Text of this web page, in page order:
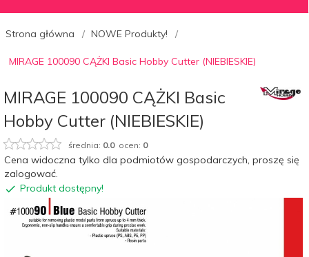
Strona główna NOWE Produkty!
MIRAGE 100090 CĄŻKI Basic Hobby Cutter (NIEBIESKIE)
MIRAGE 100090 CĄŻKI Basic
Hobby Cutter (NIEBIESKIE)
średnia: 0.0ocen: 0
Cena widoczna tylko dla podmiotów gospodarczych, proszę się
zalogować.
Produkt dostępny!